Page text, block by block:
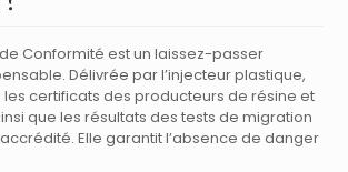
Conformité est un laissez-passer
Délivrée par l’injecteur plastique,
certificats des producteurs de résine et
que les résultats des tests de migration
Elle garantit l’absence de danger